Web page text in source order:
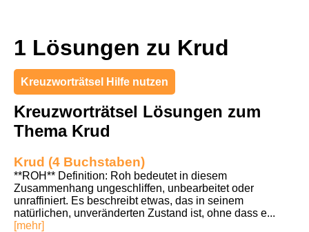
1 Lösungen zu Krud
Kreuzworträtsel Hilfe nutzen
Kreuzworträtsel Lösungen zum
Thema Krud
Krud (4 Buchstaben)
**ROH** Definition: Roh bedeutet in diesem
Zusammenhang ungeschliffen, unbearbeitet oder
unraffiniert. Es beschreibt etwas, das in seinem
natürlichen, unveränderten Zustand ist, ohne dass e...
[mehr]